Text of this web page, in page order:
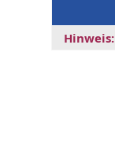
Hinweis: